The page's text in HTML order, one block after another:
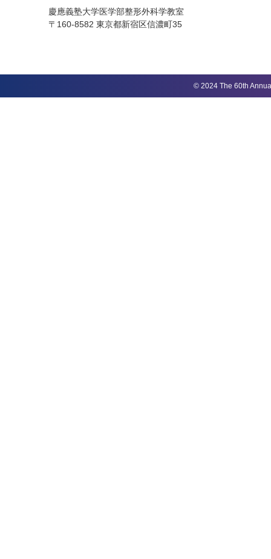
慶應義塾大学医学部整形外科学教室
〒160-8582 東京都新宿区信濃町35
© 2024 The 60th